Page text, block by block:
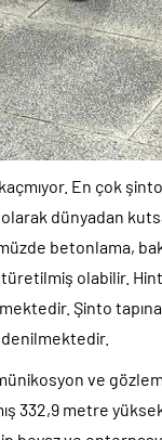
En çok
dünyadan
betonlama,
olabilir.
Şinto
denilmektedir.
ve
332,9 metre